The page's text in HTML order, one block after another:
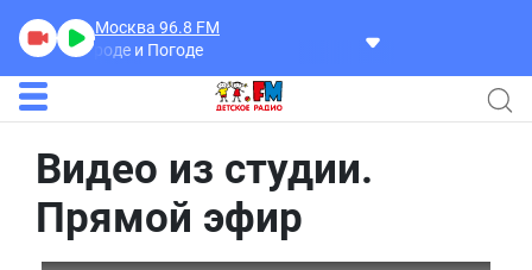
Москва 96.8 FM
О Природе и Погоде
Видео из студии.
Прямой эфир